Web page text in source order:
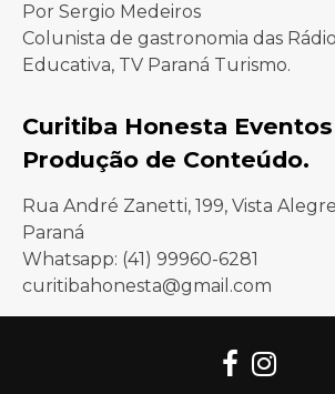
Por Sergio Medeiros
Colunista de gastronomia das
Educativa, TV Paraná Turismo.
Curitiba Honesta
Produção de Conteúdo.
Rua André Zanetti, 199, Vista
Paraná
Whatsapp: (41) 99960-6281
curitibahonesta@gmail.com